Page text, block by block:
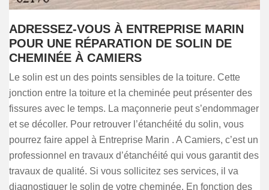
ADRESSEZ-VOUS À ENTREPRISE MARIN
POUR UNE RÉPARATION DE SOLIN DE
CHEMINÉE À CAMIERS
Le solin est un des points sensibles de la toiture. Cette
jonction entre la toiture et la cheminée peut présenter des
fissures avec le temps. La maçonnerie peut s’endommager
et se décoller. Pour retrouver l’étanchéité du solin, vous
pourrez faire appel à Entreprise Marin . A Camiers, c’est un
professionnel en travaux d’étanchéité qui vous garantit des
travaux de qualité. Si vous sollicitez ses services, il va
diagnostiquer le solin de votre cheminée. En fonction des